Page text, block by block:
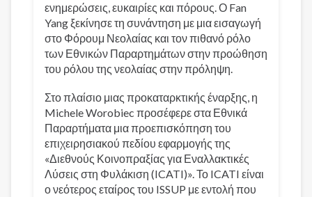
ενημερώσεις, ευκαιρίες και πόρους. Ο Fan
Yang ξεκίνησε τη συνάντηση με μια εισαγωγή
στο Φόρουμ Νεολαίας και τον πιθανό ρόλο
των Εθνικών Παραρτημάτων στην προώθηση
του ρόλου της νεολαίας στην πρόληψη.
Στο πλαίσιο μιας προκαταρκτικής έναρξης, η
Michele Worobiec προσέφερε στα Εθνικά
Παραρτήματα μια προεπισκόπηση του
επιχειρησιακού πεδίου εφαρμογής της
«Διεθνούς Κοινοπραξίας για Εναλλακτικές
Λύσεις στη Φυλάκιση (ICATI)». Το ICATI είναι
ο νεότερος εταίρος του ISSUP με εντολή που